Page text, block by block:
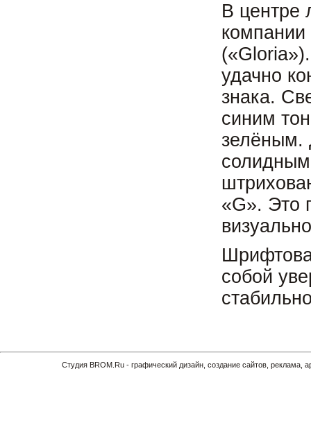
В центре
компании
удачно
знака.
синим
зелёным.
«G». Это
собой
Cтудия BROM.Ru - графический дизайн, создание сайтов,